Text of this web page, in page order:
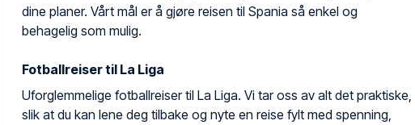
dine planer. Vårt mål er å gjøre reisen til Spania så enkel og
behagelig som mulig.
Fotballreiser til La Liga
Uforglemmelige fotballreiser til La Liga. Vi tar oss av alt det praktiske,
slik at du kan lene deg tilbake og nyte en reise fylt med spenning,